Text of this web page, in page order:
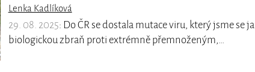
Lenka Kadlíková
29. 08. 2025: Do ČR se dostala mutace viru, který jsme se
biologickou zbraň proti extrémně přemnoženým,…